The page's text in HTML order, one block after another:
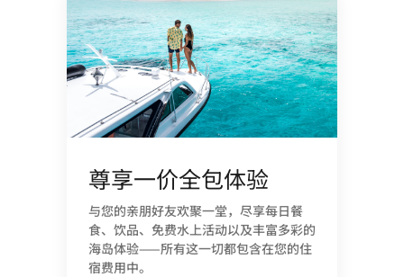
尊享一价全包体验
与您的亲朋好友欢聚一堂，尽享每日餐
食、饮品、免费水上活动以及丰富多彩的
海岛体验——所有这一切都包含在您的住
宿费用中。